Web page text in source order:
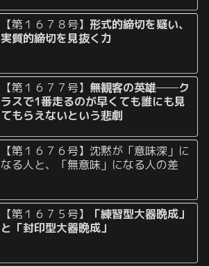
【第１６７８号】形式的締切を疑い、
実質的締切を見抜く力
【第１６７７号】 無観客の英雄──ク
ラスで1番走るのが早くても誰にも見
てもらえないという悲劇
【第１６７６号】沈黙が「意味深」に
なる人と、「無意味」になる人の差
【第１６７５号】
「練習型大器晩成」
と「封印型大器晩成」